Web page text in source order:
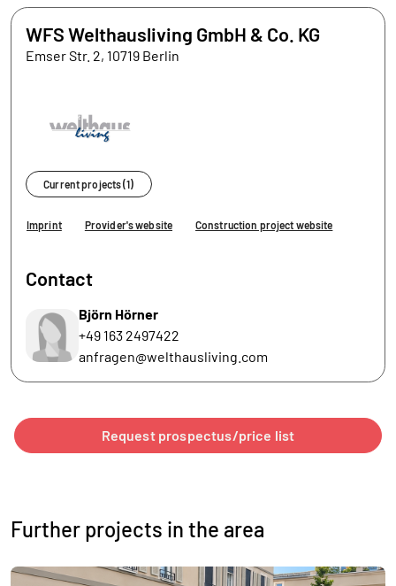
WFS Welthausliving GmbH & Co. KG
Emser Str. 2, 10719 Berlin
Current projects (1)
Imprint Provider's website Construction project website
Contact
Björn Hörner
+49 163 2497422
anfragen@welthausliving.com
Request prospectus/price list
Further projects in the area